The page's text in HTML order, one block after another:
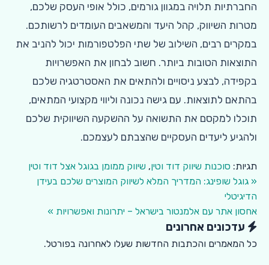
החברתיות תלויה במגוון גורמים, כולל אופי העסק שלכם,
מטרות השיווק, קהל היעד והמשאבים העומדים לרשותכם.
במקרים רבים, השילוב של שתי הפלטפורמות יכול להניב את
התוצאות הטובות ביותר. חשוב לבחון את האפשרויות
בקפידה, לבצע ניסויים ולהתאים את האסטרטגיה שלכם
בהתאם לתוצאות. עם גישה נכונה וליווי מקצועי המתאים,
תוכלו למקסם את התשואה על ההשקעה השיווקית שלכם
ולהגיע ליעדים העסקיים שהצבתם לעצמכם.
תגיות: סוכנות שיווק דוד וטין, שיווק ממומן בגוגל אצל דוד וטין
« גוגל שופינג: המדריך המלא לשיווק המוצרים שלכם בעידן
הדיגיטלי
אחסון אתר עם אלמנטור בישראל – יתרונות ואפשרויות »
עדכונים אחרונים
כל המאמרים והכתבות החדשות שעלו לאחרונה בפורטל.